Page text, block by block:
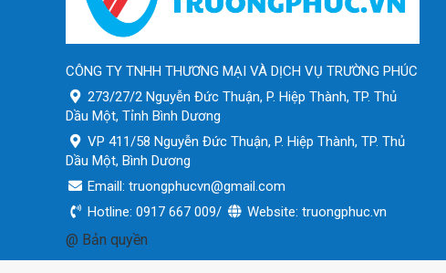
CÔNG TY TNHH THƯƠNG MẠI VÀ DỊCH VỤ TRƯỜNG PHÚC
273/27/2 Nguyễn Đức Thuận, P. Hiệp Thành, TP. Thủ
Dầu Một, Tỉnh Bình Dương
VP 411/58 Nguyễn Đức Thuận, P. Hiệp Thành, TP. Thủ
Dầu Một, Bình Dương
Emaill: truongphucvn@gmail.com
Hotline: 0917 667 009/
Website: truongphuc.vn
@ Bản quyền